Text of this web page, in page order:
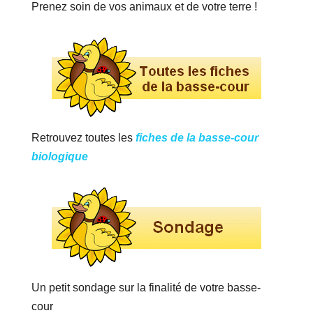
Prenez soin de vos animaux et de votre terre !
Retrouvez toutes les fiches de la basse-cour
biologique
Un petit sondage sur la finalité de votre basse-
cour